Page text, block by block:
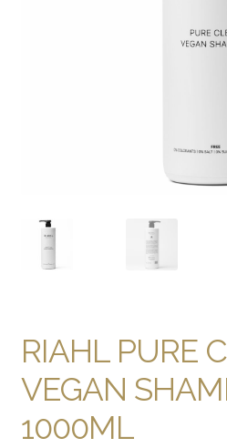
RIAHL PURE
VEGAN
1000ML